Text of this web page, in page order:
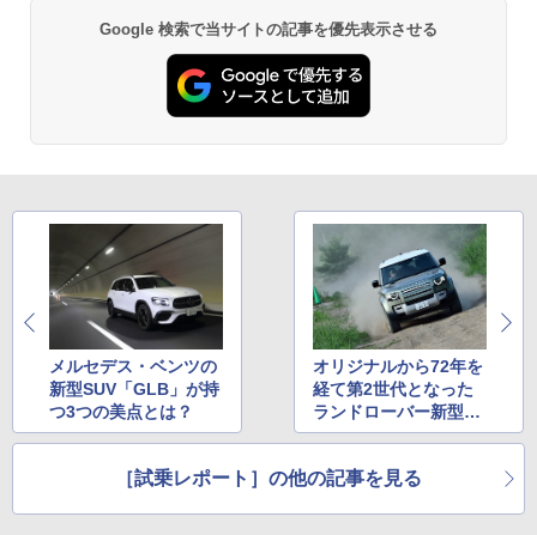
Google 検索で当サイトの記事を優先表示させる
メルセデス・ベンツの
新型SUV「GLB」が持
つ3つの美点とは？
オリジナルから72年を
経て第2世代となった
ランドローバー新型
「ディフェンダー」、
をチェック
［試乗レポート］の他の記事を見る